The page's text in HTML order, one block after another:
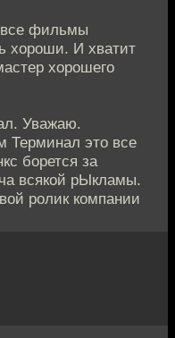
все фильмы
хороши. И хватит
хорошего
Уважаю.
это все
борется за
всякой рЫкламы.
ролик компании